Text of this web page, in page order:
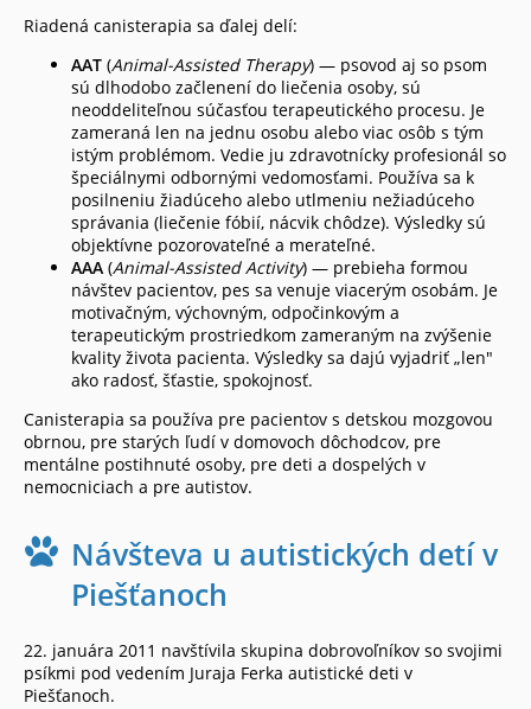
Riadená canisterapia sa ďalej delí:
AAT (Animal-Assisted Therapy) — psovod aj so psom
sú dlhodobo začlenení do liečenia osoby, sú
neoddeliteľnou súčasťou terapeutického procesu. Je
zameraná len na jednu osobu alebo viac osôb s tým
istým problémom. Vedie ju zdravotnícky profesionál so
špeciálnymi odbornými vedomosťami. Používa sa k
posilneniu žiadúceho alebo utlmeniu nežiadúceho
správania (liečenie fóbií, nácvik chôdze). Výsledky sú
objektívne pozorovateľné a merateľné.
AAA (Animal-Assisted Activity) — prebieha formou
návštev pacientov, pes sa venuje viacerým osobám. Je
motivačným, výchovným, odpočinkovým a
terapeutickým prostriedkom zameraným na zvýšenie
kvality života pacienta. Výsledky sa dajú vyjadriť „len"
ako radosť, šťastie, spokojnosť.
Canisterapia sa používa pre pacientov s detskou mozgovou
obrnou, pre starých ľudí v domovoch dôchodcov, pre
mentálne postihnuté osoby, pre deti a dospelých v
nemocniciach a pre autistov.
Návšteva u autistických detí v
Piešťanoch
22. januára 2011 navštívila skupina dobrovoľníkov so svojimi
psíkmi pod vedením Juraja Ferka autistické deti v
Piešťanoch.